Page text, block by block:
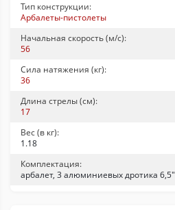
Тип конструкции:
Арбалеты-пистолеты
Начальная скорость (м/с):
56
Сила натяжения (кг):
36
Длина стрелы (см):
17
Вес (в кг):
1.18
Комплектация:
арбалет, 3 алюминиевых дротика 6,5"